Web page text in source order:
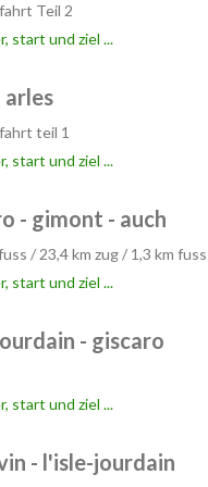
Teil 2
start und ziel ...
arles
teil 1
start und ziel ...
- gimont - auch
/ 23,4 km zug / 1,3 km fuss
start und ziel ...
- giscaro
start und ziel ...
- l'isle-jourdain